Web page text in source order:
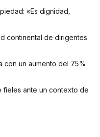
«Es dignidad,
continental de dirigentes
con un aumento del 75%
fieles ante un contexto de